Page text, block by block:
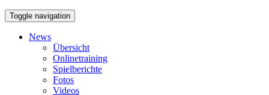
Toggle navigation
News
Übersicht
Onlinetraining
Spielberichte
Fotos
Videos